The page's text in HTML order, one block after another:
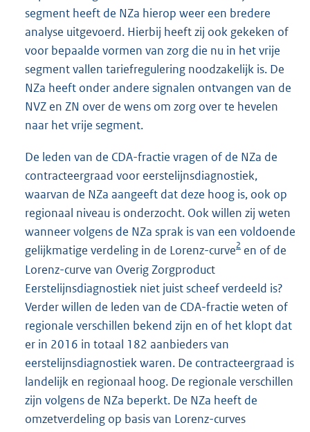
segment heeft de NZa hierop weer een bredere
analyse uitgevoerd. Hierbij heeft zij ook gekeken of
voor bepaalde vormen van zorg die nu in het vrije
segment vallen tariefregulering noodzakelijk is. De
NZa heeft onder andere signalen ontvangen van de
NVZ en ZN over de wens om zorg over te hevelen
naar het vrije segment.
De leden van de CDA-fractie vragen of de NZa de
contracteergraad voor eerstelijnsdiagnostiek,
waarvan de NZa aangeeft dat deze hoog is, ook op
regionaal niveau is onderzocht. Ook willen zij weten
wanneer volgens de NZa sprak is van een voldoende
gelijkmatige verdeling in de Lorenz-curve2 en of de
Lorenz-curve van Overig Zorgproduct
Eerstelijnsdiagnostiek niet juist scheef verdeeld is?
Verder willen de leden van de CDA-fractie weten of
regionale verschillen bekend zijn en of het klopt dat
er in 2016 in totaal 182 aanbieders van
eerstelijnsdiagnostiek waren. De contracteergraad is
landelijk en regionaal hoog. De regionale verschillen
zijn volgens de NZa beperkt. De NZa heeft de
omzetverdeling op basis van Lorenz-curves